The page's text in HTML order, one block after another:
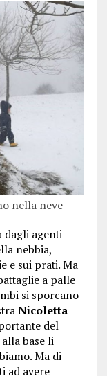
nella neve
dagli agenti
nebbia,
e sui prati. Ma
a palle
si sporcano
Nicoletta
del
base li
Ma di
ad avere